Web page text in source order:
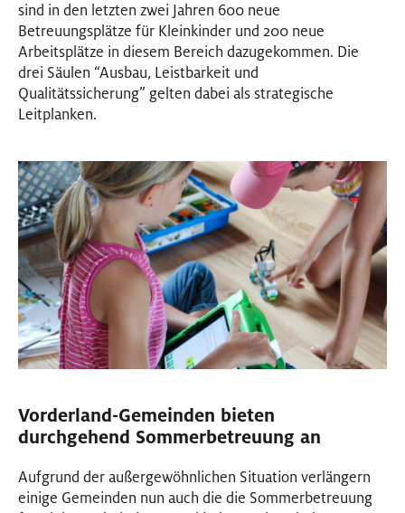
sind in den letzten zwei Jahren 600 neue
Betreuungsplätze für Kleinkinder und 200 neue
Arbeitsplätze in diesem Bereich dazugekommen. Die
drei Säulen “Ausbau, Leistbarkeit und
Qualitätssicherung” gelten dabei als strategische
Leitplanken.
Vorderland-Gemeinden bieten
durchgehend Sommerbetreuung an
Aufgrund der außergewöhnlichen Situation verlängern
einige Gemeinden nun auch die die Sommerbetreuung